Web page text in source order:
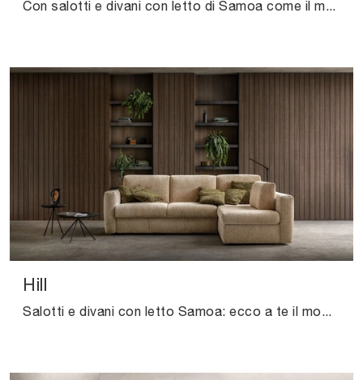
Con salotti e divani con letto di Samoa come il modello Beauty in tessuto, potrai ultimare il tuo concept d'arredo.
Hill
Salotti e divani con letto Samoa: ecco a te il modello Hill in tessuto per impreziosire il living.